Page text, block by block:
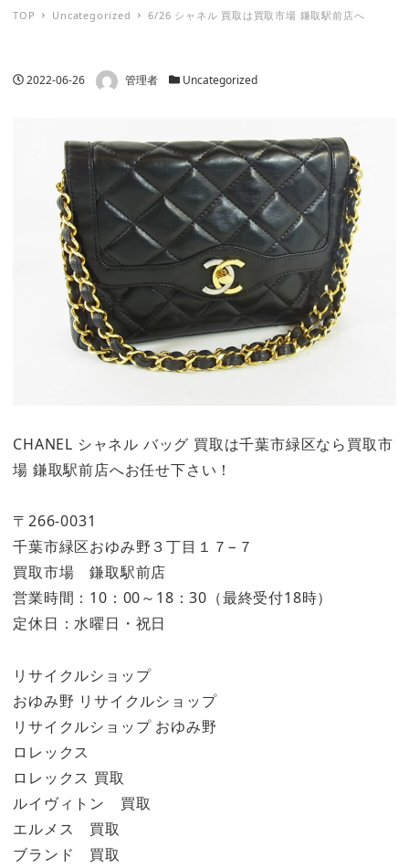
TOP Uncategorized 6/26 シャネル 買取は買取市場 鎌取駅前店へ
投稿日
2022-06-26 著者 管理者 カテゴリー
Uncategorized
CHANEL シャネル バッグ 買取は千葉市緑区なら買取市
場 鎌取駅前店へお任せ下さい！
〒266-0031
千葉市緑区おゆみ野３丁目１７−７
買取市場 鎌取駅前店
営業時間：10：00～18：30（最終受付18時）
定休日：水曜日・祝日
リサイクルショップ
おゆみ野 リサイクルショップ
リサイクルショップ おゆみ野
ロレックス
ロレックス 買取
ルイヴィトン 買取
エルメス 買取
ブランド 買取